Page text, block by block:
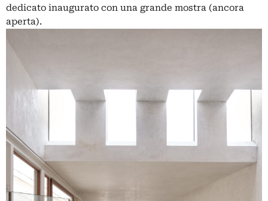
dedicato inaugurato con una grande mostra (ancora
aperta).